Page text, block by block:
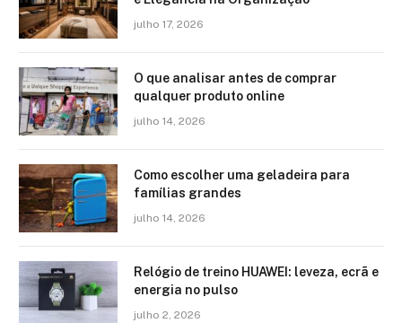
julho 17, 2026
O que analisar antes de comprar
qualquer produto online
julho 14, 2026
Como escolher uma geladeira para
famílias grandes
julho 14, 2026
Relógio de treino​ HUAWEI: leveza, ecrã e
energia no pulso
julho 2, 2026